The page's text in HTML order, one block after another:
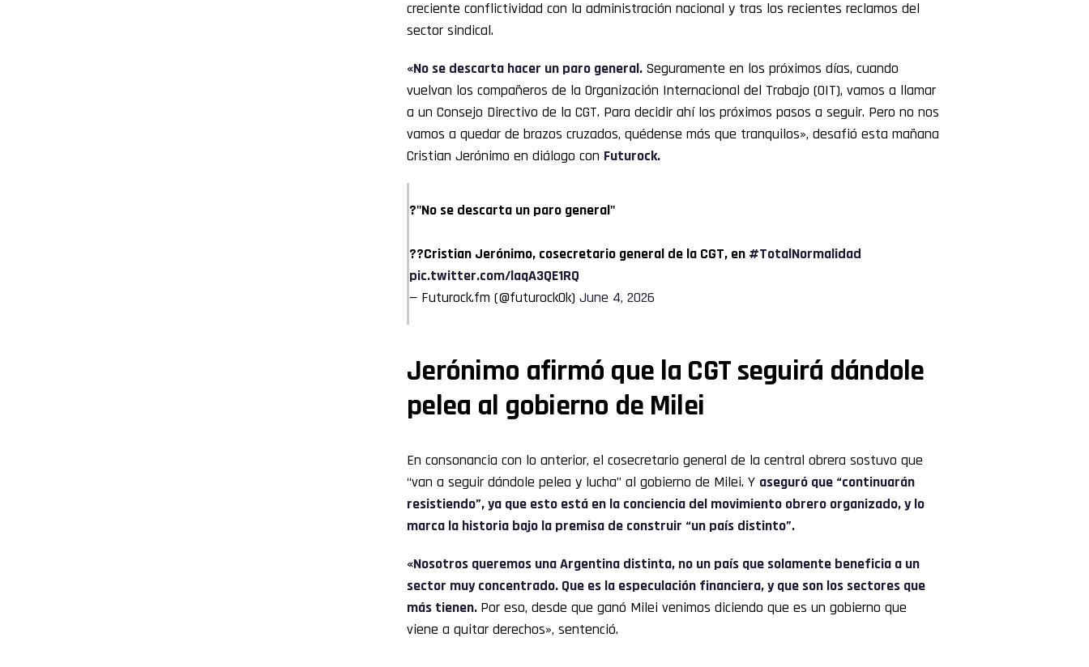
creciente conflictividad con la administración nacional y tras los recientes reclamos del
sector sindical.
«No se descarta hacer un paro general. Seguramente en los próximos días, cuando
vuelvan los compañeros de la Organización Internacional del Trabajo (OIT), vamos a llamar
a un Consejo Directivo de la CGT. Para decidir ahí los próximos pasos a seguir. Pero no nos
vamos a quedar de brazos cruzados, quédense más que tranquilos», desafió esta mañana
Cristian Jerónimo en diálogo con Futurock.
?"No se descarta un paro general"
??Cristian Jerónimo, cosecretario general de la CGT, en #TotalNormalidad
pic.twitter.com/laqA3QE1RQ
— Futurock.fm (@futurockOk) June 4, 2026
Jerónimo afirmó que la CGT seguirá dándole
pelea al gobierno de Milei
En consonancia con lo anterior, el cosecretario general de la central obrera sostuvo que
“van a seguir dándole pelea y lucha” al gobierno de Milei. Y aseguró que “continuarán
resistiendo”, ya que esto está en la conciencia del movimiento obrero organizado, y lo
marca la historia bajo la premisa de construir “un país distinto”.
«Nosotros queremos una Argentina distinta, no un país que solamente beneficia a un
sector muy concentrado. Que es la especulación financiera, y que son los sectores que
más tienen. Por eso, desde que ganó Milei venimos diciendo que es un gobierno que
viene a quitar derechos», sentenció.